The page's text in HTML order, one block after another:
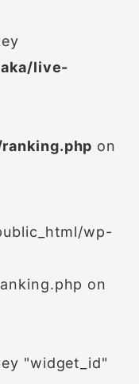
live-
on
wp-
on
"widget_id"